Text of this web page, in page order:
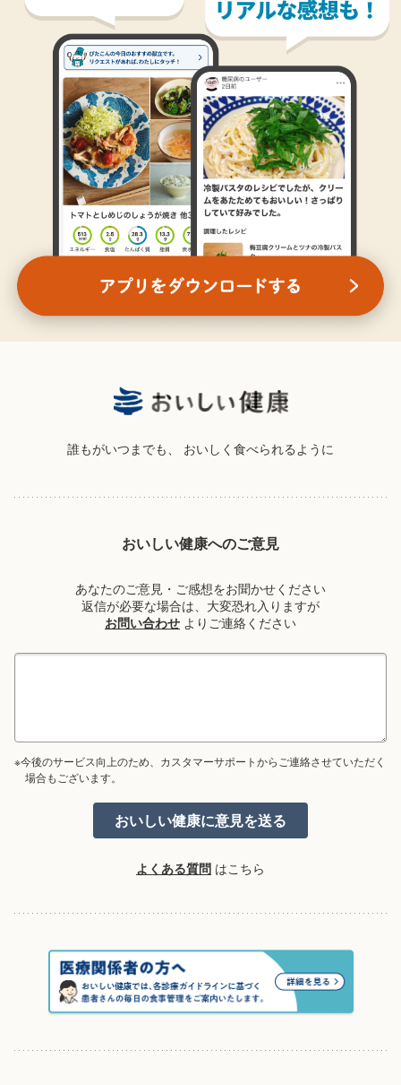
誰もがいつまでも、 おいしく食べられるように
おいしい健康へのご意見
あなたのご意見・ご感想をお聞かせください
返信が必要な場合は、大変恐れ入りますが
お問い合わせ よりご連絡ください
※今後のサービス向上のため、カスタマーサポートからご連絡させていただく
場合もございます。
よくある質問 はこちら